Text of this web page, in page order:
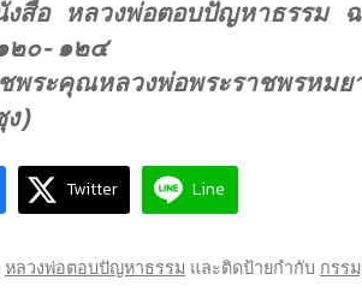
งสือ หลวงพ่อตอบปัญหาธรรม
๒๐-๑๒๔
ชพระคุณหลวงพ่อพระราชพรหม
ง)
Twitter Line
หลวงพ่อตอบปัญหาธรรม และติดป้ายกำกับ กรร